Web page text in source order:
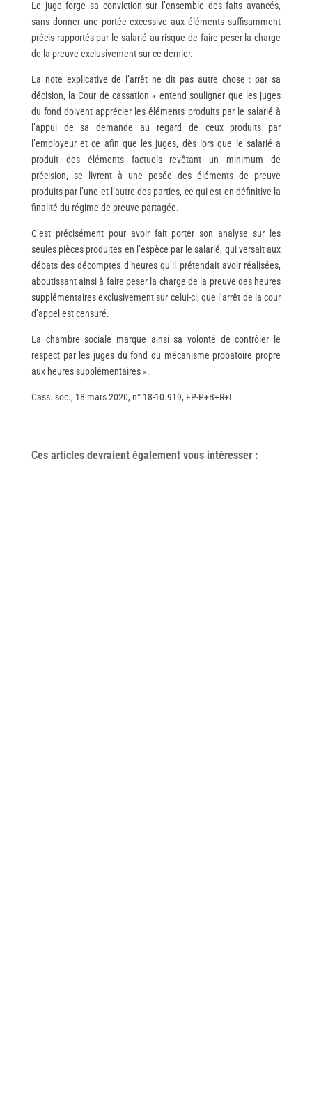
Le juge forge sa conviction sur l’ensemble des faits avancés,
sans donner une portée excessive aux éléments suffisamment
précis rapportés par le salarié au risque de faire peser la charge
de la preuve exclusivement sur ce dernier.
La note explicative de l’arrêt ne dit pas autre chose : par sa
décision, la Cour de cassation « entend souligner que les juges
du fond doivent apprécier les éléments produits par le salarié à
l’appui de sa demande au regard de ceux produits par
l’employeur et ce afin que les juges, dès lors que le salarié a
produit des éléments factuels revêtant un minimum de
précision, se livrent à une pesée des éléments de preuve
produits par l’une et l’autre des parties, ce qui est en définitive la
finalité du régime de preuve partagée.
C’est précisément pour avoir fait porter son analyse sur les
seules pièces produites en l’espèce par le salarié, qui versait aux
débats des décomptes d’heures qu’il prétendait avoir réalisées,
aboutissant ainsi à faire peser la charge de la preuve des heures
supplémentaires exclusivement sur celui-ci, que l’arrêt de la cour
d’appel est censuré.
La chambre sociale marque ainsi sa volonté de contrôler le
respect par les juges du fond du mécanisme probatoire propre
aux heures supplémentaires ».
Cass. soc., 18 mars 2020, n° 18-10.919, FP-P+B+R+I
Ces articles devraient également vous intéresser: